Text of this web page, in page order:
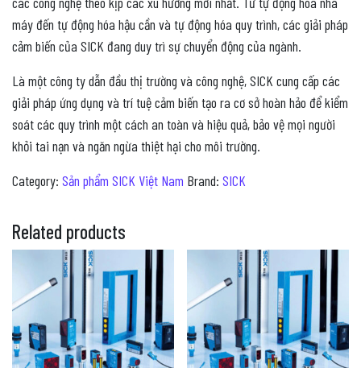
máy đến tự động hóa hậu cần và tự động hóa quy trình, các giải pháp
cảm biến của SICK đang duy trì sự chuyển động của ngành.
Là một công ty dẫn đầu thị trường và công nghệ, SICK cung cấp các
giải pháp ứng dụng và trí tuệ cảm biến tạo ra cơ sở hoàn hảo để kiểm
soát các quy trình một cách an toàn và hiệu quả, bảo vệ mọi người
khỏi tai nạn và ngăn ngừa thiệt hại cho môi trường.
Category: Sản phẩm SICK Việt Nam Brand: SICK
Related products